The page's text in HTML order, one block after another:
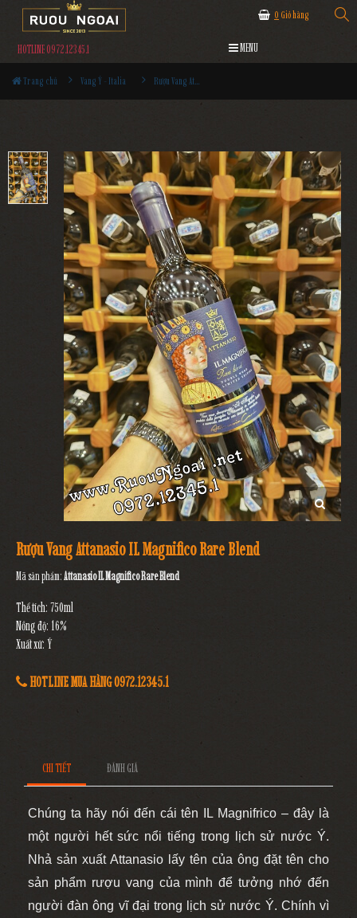
0 Giỏ hàng
HOTLINE 0972.12345.1 MENU
Trang chủ Vang Ý - Italia Rượu Vang Attanasio IL Magnifico Rare Blend
Rượu Vang Attanasio IL Magnifico Rare Blend
Mã sản phẩm:Attanasio IL Magnifico Rare Blend
Thể tích: 750ml
Nồng độ: 16%
Xuất xứ: Ý
HOTLINE MUA HÀNG 0972.12345.1
CHI TIẾT ĐÁNH GIÁ
Chúng ta hãy nói đến cái tên IL Magnifrico – đây là
một người hết sức nổi tiếng trong lịch sử nước Ý.
Nhả sản xuất Attanasio lấy tên của ông đặt tên cho
sản phẩm rượu vang của mình để tưởng nhớ đến
người đàn ông vĩ đại trong lịch sử nước Ý. Chính vì